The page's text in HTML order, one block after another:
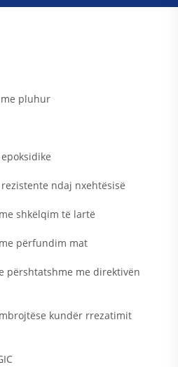
pluhur
ndaj nxehtësisë
shkëlqim të lartë
përfundim mat
përshtatshme me direktivën
kundër rrezatimit